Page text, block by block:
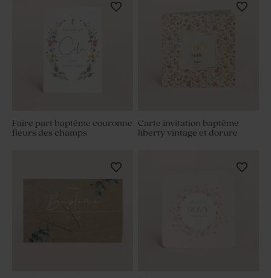
Faire part baptême couronne
fleurs des champs
Carte invitation baptême
liberty vintage et dorure